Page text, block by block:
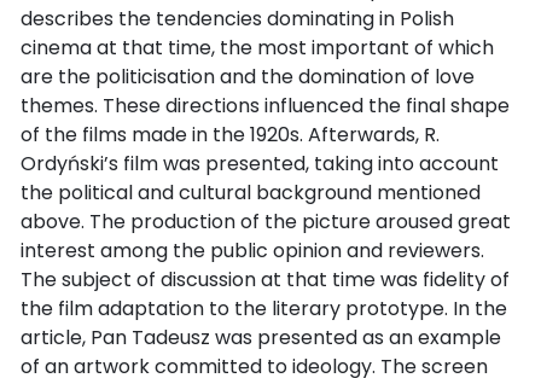
describes the tendencies dominating in Polish
cinema at that time, the most important of which
are the politicisation and the domination of love
themes. These directions influenced the final shape
of the films made in the 1920s. Afterwards, R.
Ordyński’s film was presented, taking into account
the political and cultural background mentioned
above. The production of the picture aroused great
interest among the public opinion and reviewers.
The subject of discussion at that time was fidelity of
the film adaptation to the literary prototype. In the
article, Pan Tadeusz was presented as an example
of an artwork committed to ideology. The screen